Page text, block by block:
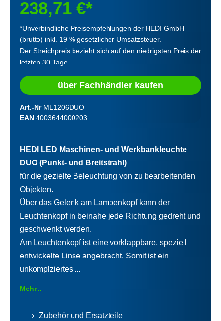
238,71 €*
*Unverbindliche Preisempfehlungen der HEDI GmbH
(brutto) inkl. 19 % gesetzlicher Umsatzsteuer.
Der Streichpreis bezieht sich auf den niedrigsten Preis der
letzten 30 Tage.
über Fachhändler kaufen
Art.-Nr ML1206DUO
EAN 4003644000203
HEDI LED Maschinen- und Werkbankleuchte
DUO (Punkt- und Breitstrahl)
für die gezielte Beleuchtung von zu bearbeitenden
Objekten.
Über das Gelenk am Lampenkopf kann der
Leuchtenkopf in beinahe jede Richtung gedreht und
geschwenkt werden.
Am Leuchtenkopf ist eine vorklappbare, speziell
entwickelte Linse angebracht. Somit ist ein
unkomplziertes ...
Mehr...
Zubehör und Ersatzteile